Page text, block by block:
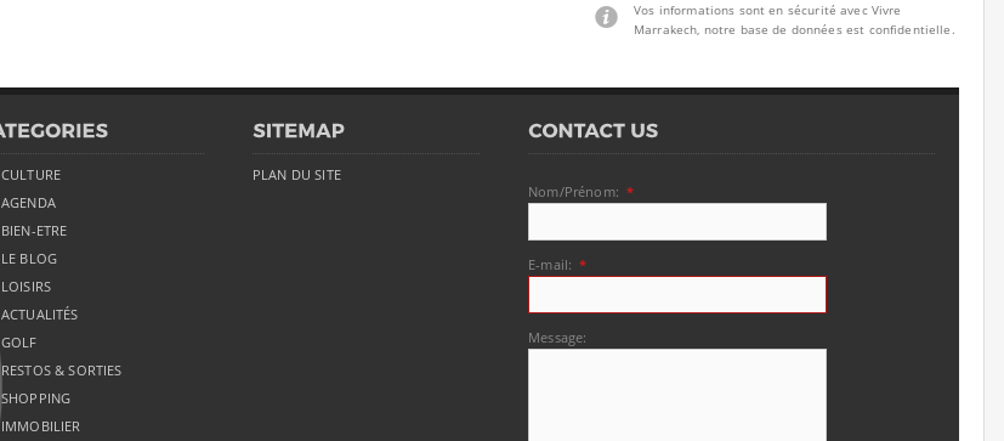
Vos informations sont en sécurité avec Vivre
Marrakech, notre base de données est confidentielle.
CULTURE
AGENDA
BIEN-ETRE
LE BLOG
LOISIRS
ACTUALITÉS
GOLF
RESTOS & SORTIES
SHOPPING
IMMOBILIER
PLAN DU SITE
Nom/Prénom: *
E-mail: *
Message: